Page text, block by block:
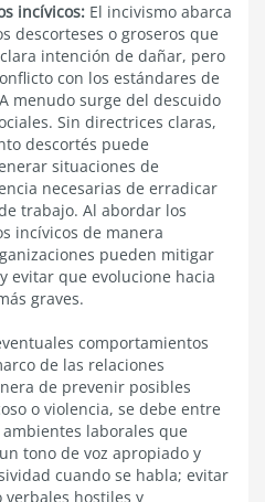
incívicos: El incivismo abarca
descorteses o groseros que
intención de dañar, pero
con los estándares de
menudo surge del descuido
Sin directrices claras,
descortés puede
situaciones de
necesarias de erradicar
trabajo. Al abordar los
incívicos de manera
pueden mitigar
evitar que evolucione hacia
graves.
comportamientos
de las relaciones
de prevenir posibles
o violencia, se debe entre
laborales que
tono de voz apropiado y
cuando se habla; evitar
verbales hostiles y